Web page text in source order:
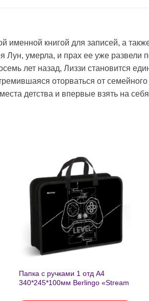
книгой для записей, а
Лун, умерла, и прах ее уже развели
лет назад, Лиззи становится
оторваться от
детства и впервые взять на себя
Добавить
в список
Папка с ручками 1 отд А4
340*245*100мм Berlingo «Stream